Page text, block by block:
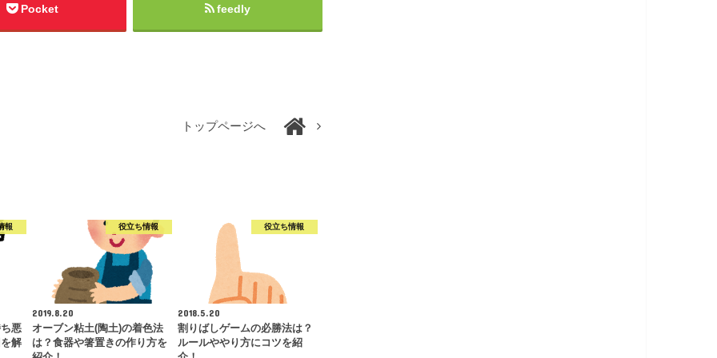
Pocket feedly
トップページへ
報
悪
解
役立ち情報
2019.8.20
オーブン粘土(陶土)の着色法
は？食器や箸置きの作り方を
役立ち情報
2018.5.20
割りばしゲームの必勝法は？
ルールややり方にコツを紹